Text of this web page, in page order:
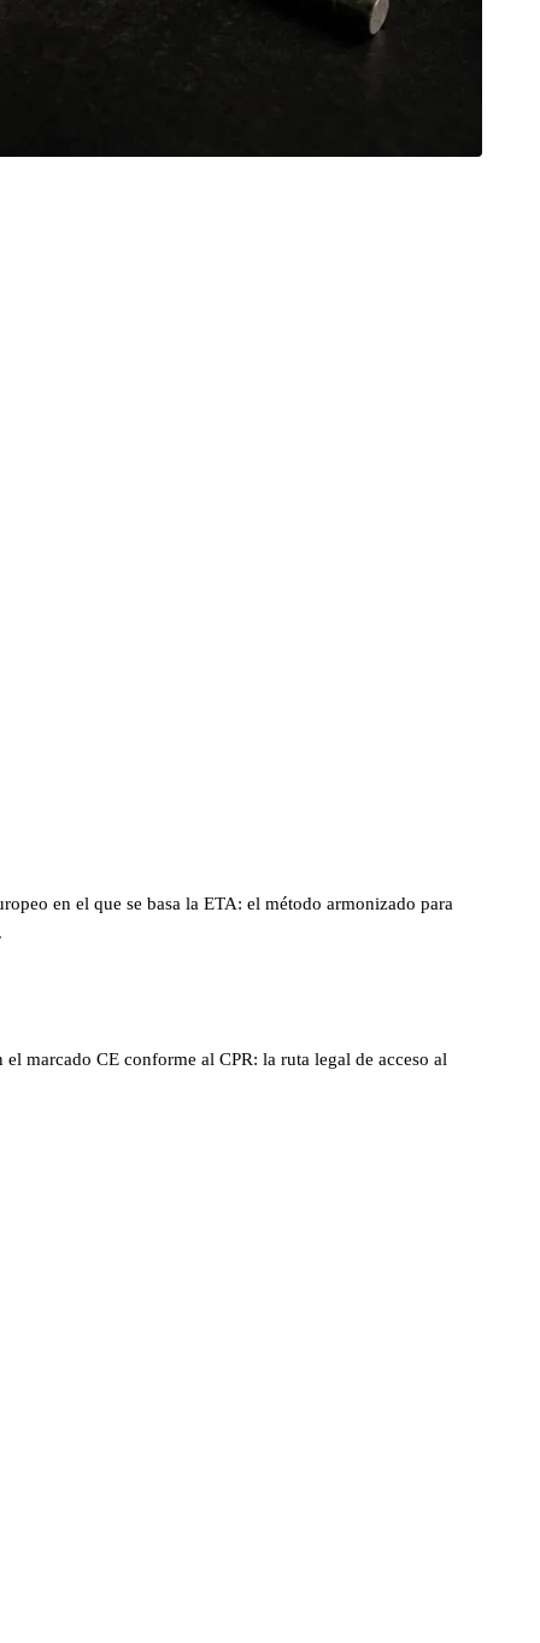
en el que se basa la ETA: el método armonizado para
marcado CE conforme al CPR: la ruta legal de acceso al